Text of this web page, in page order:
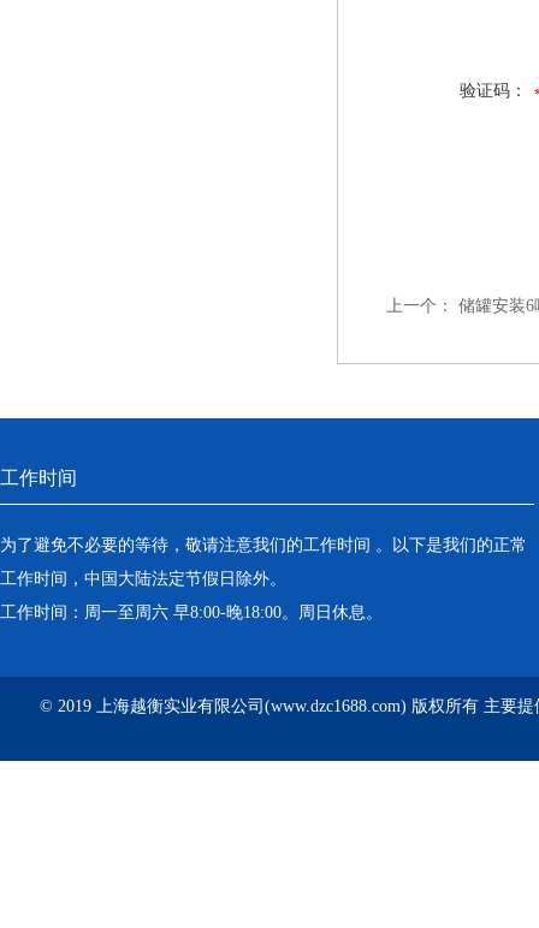
验证码：
上一个： 储罐安装
工作时间
为了避免不必要的等待，敬请注意我们的工作时间 。以下是我们的正常
工作时间，中国大陆法定节假日除外。
工作时间：周一至周六 早8:00-晚18:00。周日休息。
© 2019 上海越衡实业有限公司(www.dzc1688.com) 版权所有 主要提